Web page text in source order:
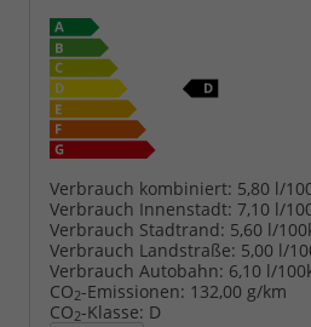
Verbrauch kombiniert: 5,80 l/
Verbrauch Innenstadt: 7,10 l/
Verbrauch Stadtrand: 5,60 l/
Verbrauch Landstraße: 5,00 l/
Verbrauch Autobahn: 6,10 l/
CO2-Emissionen: 132,00 g/km
CO2-Klasse: D